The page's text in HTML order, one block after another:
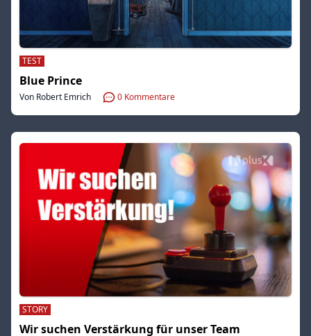
TEST
Blue Prince
Von Robert Emrich 0 Kommentare
STORY
Wir suchen Verstärkung für unser Team